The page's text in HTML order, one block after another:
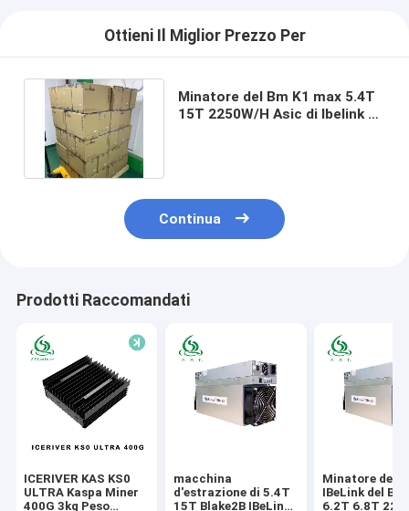
Ottieni Il Miglior Prezzo Per
Minatore del Bm K1 max 5.4T
15T 2250W/H Asic di Ibelink di
Continua
Prodotti Raccomandati
ICERIVER KAS KS0
ULTRA Kaspa Miner
400G 3kg Peso
macchina
d'estrazione di 5.4T
15T Blake2B IBeLink
Minatore dello
IBeLink del BM
6.2T 6.8T